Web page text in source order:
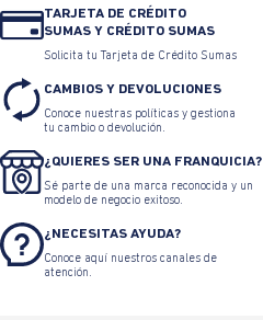
TARJETA DE CRÉDITO
SUMAS Y CRÉDITO SUMAS
Solicita tu Tarjeta de Crédito Sumas
CAMBIOS Y DEVOLUCIONES
Conoce nuestras políticas y gestiona
tu cambio o devolución.
¿QUIERES SER UNA FRANQUICIA?
Sé parte de una marca reconocida y un
modelo de negocio exitoso.
¿NECESITAS AYUDA?
Conoce aquí nuestros canales de
atención.